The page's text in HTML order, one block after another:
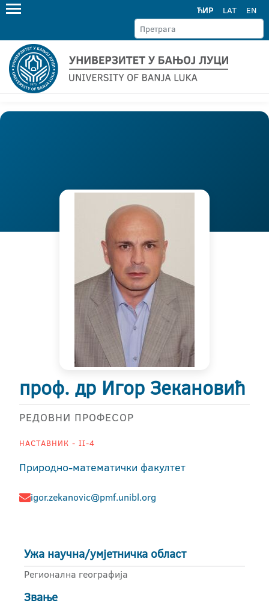
ЋИР LAT EN
проф. др Игор Зекановић
РЕДОВНИ ПРОФЕСОР
НАСТАВНИК - II-4
Природно-математички факултет
igor.zekanovic@pmf.unibl.org
Ужа научна/умјетничка област
Регионална географија
Звање